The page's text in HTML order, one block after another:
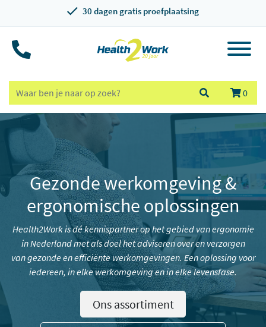
30 dagen gratis proefplaatsing
0
Gezonde werkomgeving &
ergonomische oplossingen
Health2Work is dé kennispartner op het gebied van ergonomie
in Nederland met als doel het adviseren over en verzorgen
van gezonde en efficiënte werkomgevingen. Een oplossing voor
iedereen, in elke werkomgeving en in elke levensfase.
Ons assortiment